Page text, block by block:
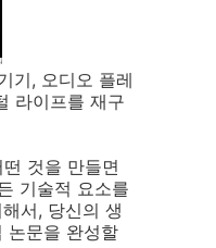
기, 오디오 플레
라이프를 재구
것을 만들면
기술적 요소를
서, 당신의 생
논문을 완성할